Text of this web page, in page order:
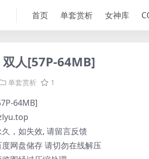
首页 单套赏析 女神库
双人[57P-64MB]
单套赏析 1
64MB]
，如失效, 请留言反馈
网盘储存 请切勿在线解压